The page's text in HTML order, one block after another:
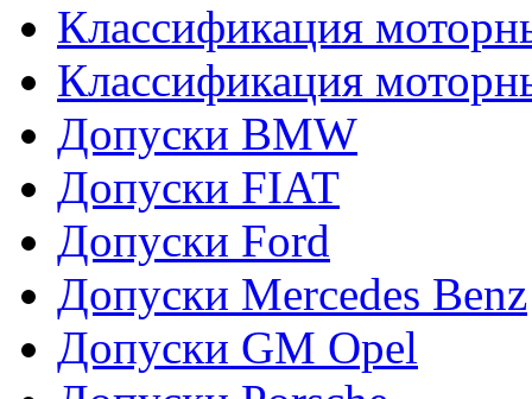
Классификация
Классификация
Допуски BMW
Допуски FIAT
Допуски Ford
Допуски Mercedes Benz
Допуски GM Opel